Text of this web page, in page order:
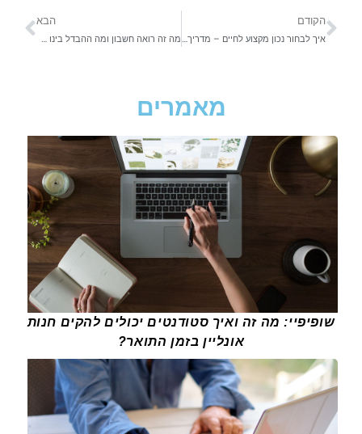
הקודם
איך לבחור נכון מקצוע לחיים – מדריך מלא ומקיף
הבא
מה זה רואה חשבון ומה ההבדל בינו לבין חשב שכר?
מאמרים
שופיפיי: מה זה ואיך סטודנטים יכולים להקים חנות
אונליין בזמן התואר?